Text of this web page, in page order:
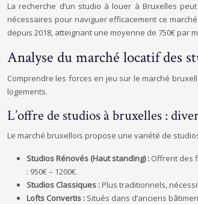
La recherche d’un studio à louer à Bruxelles
nécessaires pour naviguer efficacement ce
depuis 2018, atteignant une moyenne de 750€ par
Analyse du marché locatif des
Comprendre les forces en jeu sur le marché
logements.
L’offre de studios à bruxelles :
Le marché bruxellois propose une variété de
Studios Rénovés (Haut standing) : Offrent des
: 950€ – 1200€.
Studios Classiques :Plus traditionnels,
Lofts Convertis : Situés dans d’anciens